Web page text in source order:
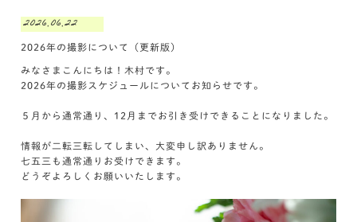
2026.06.22
2026年の撮影について（更新版）
みなさまこんにちは！木村です。
2026年の撮影スケジュールについてお知らせです。
５月から通常通り、12月までお引き受けできることになりました。
情報が二転三転してしまい、大変申し訳ありません。
七五三も通常通りお受けできます。
どうぞよろしくお願いいたします。